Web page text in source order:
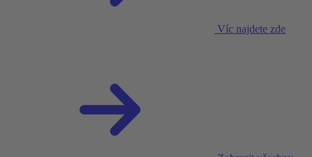
Víc najdete zde